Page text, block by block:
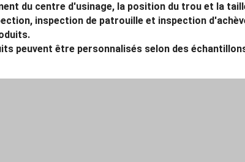
du centre d'usinage, la position du trou et la
inspection de patrouille et inspection
peuvent être personnalisés selon des